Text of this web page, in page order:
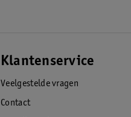
Klantenservice
Veelgestelde vragen
Contact